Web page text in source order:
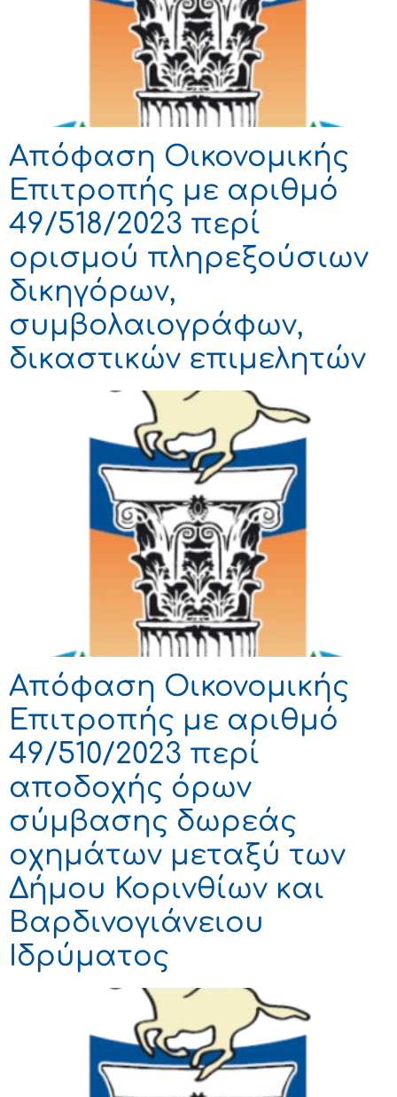
Απόφαση Οικονομικής
Επιτροπής με αριθμό
49/518/2023 περί
ορισμού πληρεξούσιων
δικηγόρων,
συμβολαιογράφων,
δικαστικών επιμελητών
Απόφαση Οικονομικής
Επιτροπής με αριθμό
49/510/2023 περί
αποδοχής όρων
σύμβασης δωρεάς
οχημάτων μεταξύ των
Δήμου Κορινθίων και
Βαρδινογιάνειου
Ιδρύματος